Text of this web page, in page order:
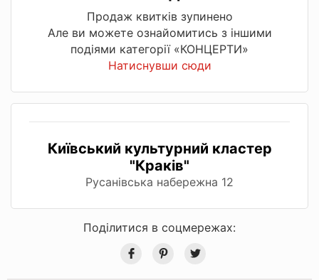
Продаж квитків зупинено
Але ви можете ознайомитись з іншими
подіями категорії «КОНЦЕРТИ»
Натиснувши сюди
Київський культурний кластер
"Краків"
Русанівська набережна 12
Поділитися в соцмережах: